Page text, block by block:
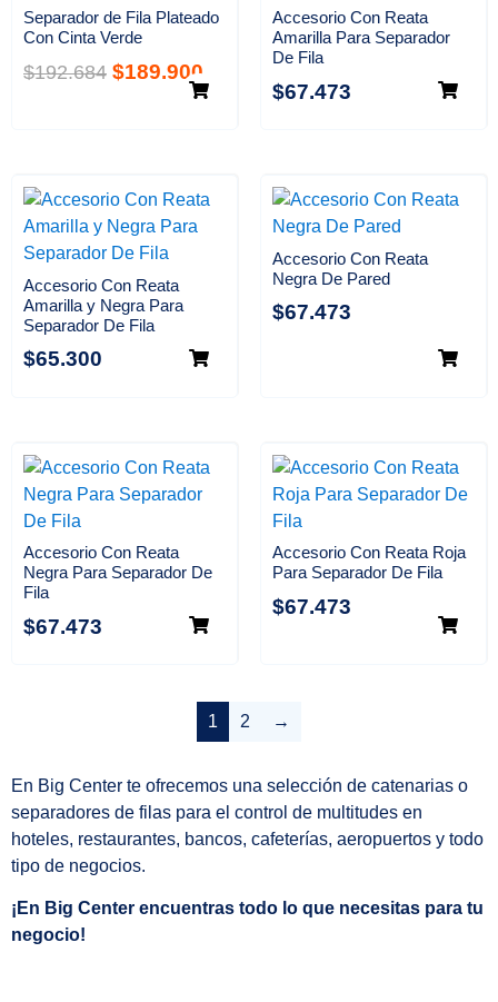
Separador de Fila Plateado
Con Cinta Verde
$192.684 $189.900
Accesorio Con Reata
Amarilla Para Separador
De Fila
$67.473
Accesorio Con Reata
Amarilla y Negra Para
Separador De Fila
$65.300
Accesorio Con Reata
Negra De Pared
$67.473
Accesorio Con Reata
Negra Para Separador De
Fila
$67.473
Accesorio Con Reata Roja
Para Separador De Fila
$67.473
1 2 →
En Big Center te ofrecemos una selección de catenarias o
separadores de filas para el control de multitudes en
hoteles, restaurantes, bancos, cafeterías, aeropuertos y todo
tipo de negocios.
¡En Big Center encuentras todo lo que necesitas para tu
negocio!